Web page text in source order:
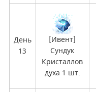
День
13
[Ивент]
Сундук
Кристаллов
духа 1 шт.